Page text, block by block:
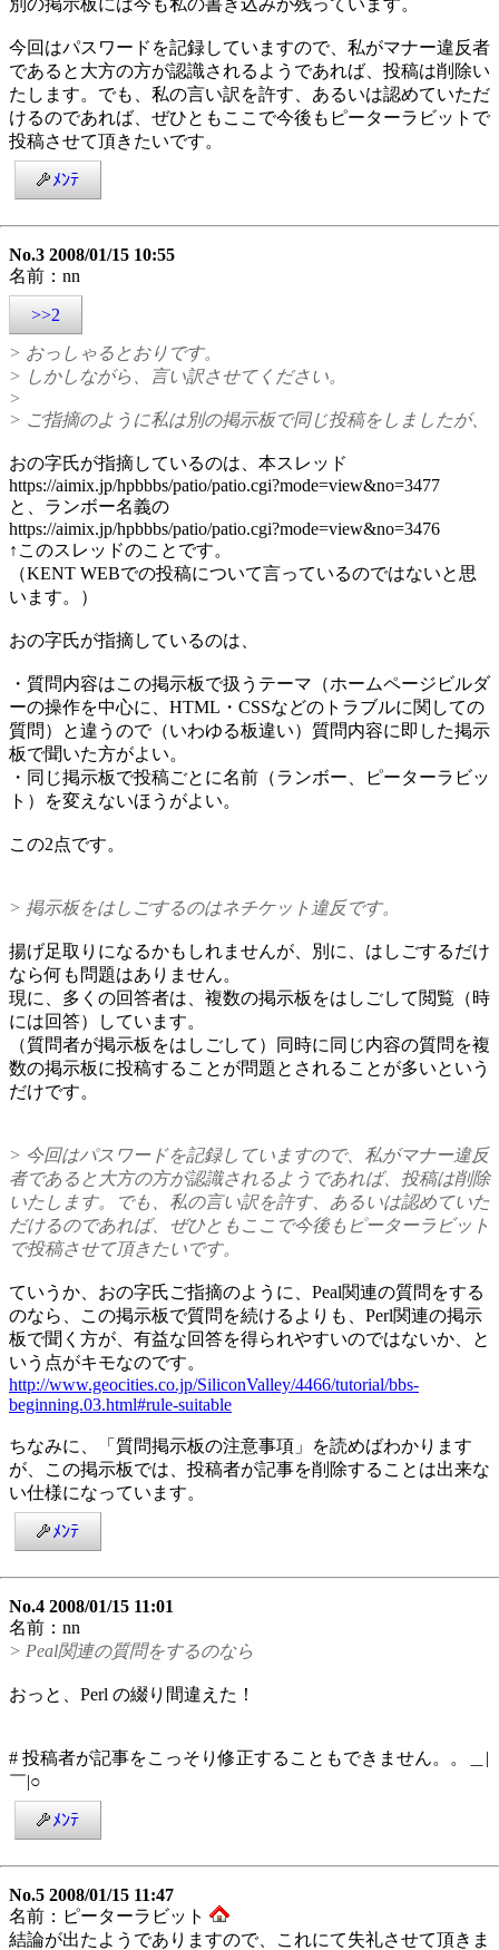
別の掲示板には今も私の書き込みが残っています。
今回はパスワードを記録していますので、私がマナー違反者
であると大方の方が認識されるようであれば、投稿は削除い
たします。でも、私の言い訳を許す、あるいは認めていただ
けるのであれば、ぜひともここで今後もピーターラビットで
投稿させて頂きたいです。
ﾒﾝﾃ
No.3 2008/01/15 10:55
名前：nn
>>2
> おっしゃるとおりです。
> しかしながら、言い訳させてください。
>
> ご指摘のように私は別の掲示板で同じ投稿をしましたが、
おの字氏が指摘しているのは、本スレッド
https://aimix.jp/hpbbbs/patio/patio.cgi?mode=view&no=3477
と、ランボー名義の
https://aimix.jp/hpbbbs/patio/patio.cgi?mode=view&no=3476
↑このスレッドのことです。
（KENT WEBでの投稿について言っているのではないと思
います。）
おの字氏が指摘しているのは、
・質問内容はこの掲示板で扱うテーマ（ホームページビルダ
ーの操作を中心に、HTML・CSSなどのトラブルに関しての
質問）と違うので（いわゆる板違い）質問内容に即した掲示
板で聞いた方がよい。
・同じ掲示板で投稿ごとに名前（ランボー、ピーターラビッ
ト）を変えないほうがよい。
この2点です。
> 掲示板をはしごするのはネチケット違反です。
揚げ足取りになるかもしれませんが、別に、はしごするだけ
なら何も問題はありません。
現に、多くの回答者は、複数の掲示板をはしごして閲覧（時
には回答）しています。
（質問者が掲示板をはしごして）同時に同じ内容の質問を複
数の掲示板に投稿することが問題とされることが多いという
だけです。
> 今回はパスワードを記録していますので、私がマナー違反
者であると大方の方が認識されるようであれば、投稿は削除
いたします。でも、私の言い訳を許す、あるいは認めていた
だけるのであれば、ぜひともここで今後もピーターラビット
で投稿させて頂きたいです。
ていうか、おの字氏ご指摘のように、Peal関連の質問をする
のなら、この掲示板で質問を続けるよりも、Perl関連の掲示
板で聞く方が、有益な回答を得られやすいのではないか、と
いう点がキモなのです。
http://www.geocities.co.jp/SiliconValley/4466/tutorial/bbs-
beginning.03.html#rule-suitable
ちなみに、「質問掲示板の注意事項」を読めばわかります
が、この掲示板では、投稿者が記事を削除することは出来な
い仕様になっています。
ﾒﾝﾃ
No.4 2008/01/15 11:01
名前：nn
> Peal関連の質問をするのなら
おっと、Perl の綴り間違えた！
# 投稿者が記事をこっそり修正することもできません。。＿|
￣|○
ﾒﾝﾃ
No.5 2008/01/15 11:47
名前：ピーターラビット
結論が出たようでありますので、これにて失礼させて頂きま